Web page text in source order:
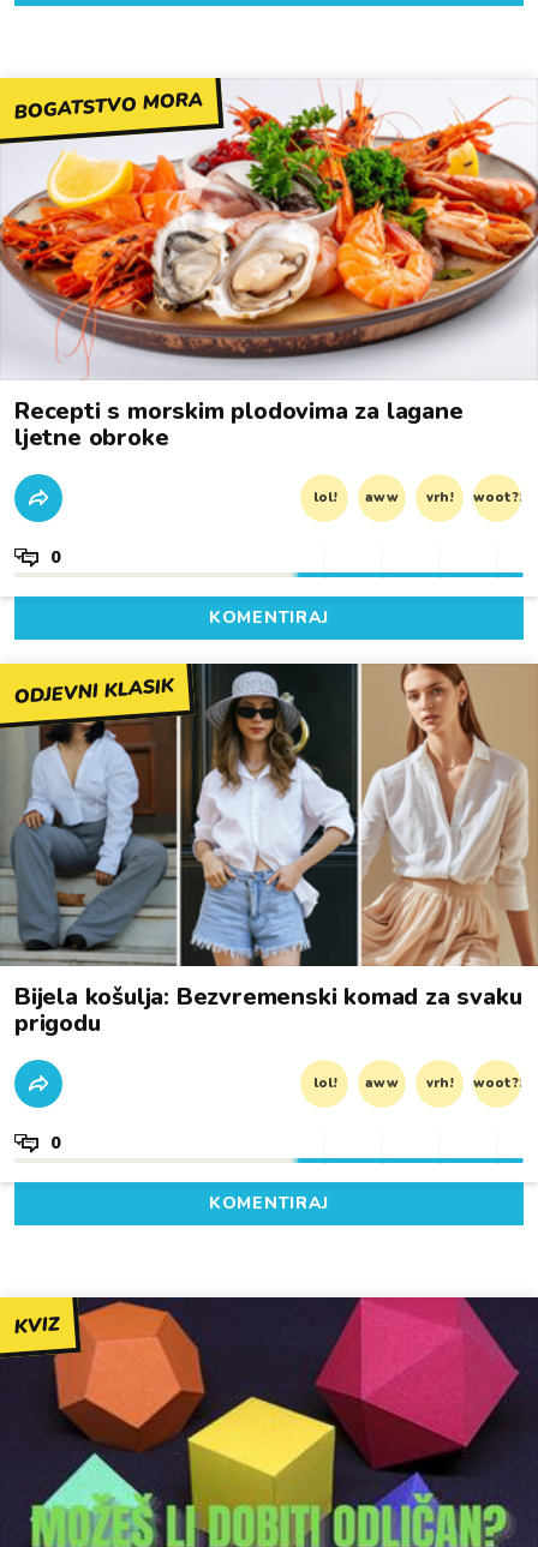
BOGATSTVO MORA
Recepti s morskim plodovima za lagane
ljetne obroke
lol! aww vrh! woot?!
0
KOMENTIRAJ
ODJEVNI KLASIK
Bijela košulja: Bezvremenski komad za svaku
prigodu
lol! aww vrh! woot?!
0
KOMENTIRAJ
KVIZ